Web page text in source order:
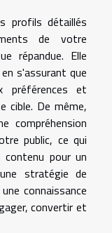
profils détaillés
de votre
répandue. Elle
s'assurant que
préférences et
cible. De même,
compréhension
public, ce qui
pour un
stratégie de
connaissance
convertir et